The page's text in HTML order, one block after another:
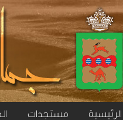
الرئيسية مستجدات